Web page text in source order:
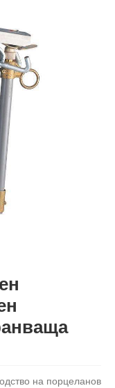
на порцеланов